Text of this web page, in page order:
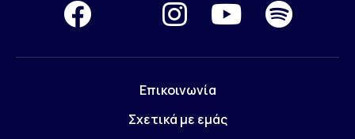
Επικοινωνία
Σχετικά με εμάς